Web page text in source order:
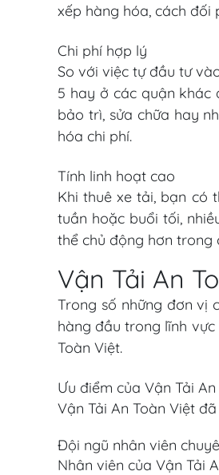
xếp hàng hóa, cách
Chi phí hợp lý
So với việc tự đầu tư
5 hay ở các quận khác
bảo trì, sửa chữa hay
hóa chi phí.
Tính linh hoạt cao
Khi thuê xe tải, bạn có
tuần hoặc buổi tối,
thể chủ động hơn trong
Vận Tải An
Trong số những đơn vị
hàng đầu trong lĩnh vực
Toàn Việt.
Ưu điểm của Vận Tải
Vận Tải An Toàn Việt
Đội ngũ nhân viên
Nhân viên của Vận Tải